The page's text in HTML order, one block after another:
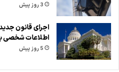
3 روز پیش
اجرای قانون
اطلاعات شخصی
5 روز پیش